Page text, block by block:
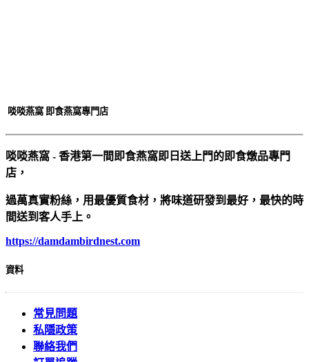
啖啖燕窩 即食燕窩專門店
啖啖燕窩 - 香港第一間即食燕窩即日送上門的即食燉品專門
店，
過萬真實粉絲，用最優質食材，將味道研發到最好，最快的時
間送到客人手上。
https://damdambirdnest.com​
資料
常見問題
私隱政策
聯絡我們